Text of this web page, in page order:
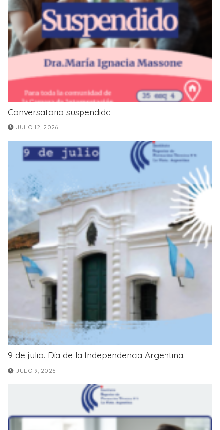
Conversatorio suspendido
JULIO 12, 2026
9 de julio. Día de la Independencia Argentina.
JULIO 9, 2026